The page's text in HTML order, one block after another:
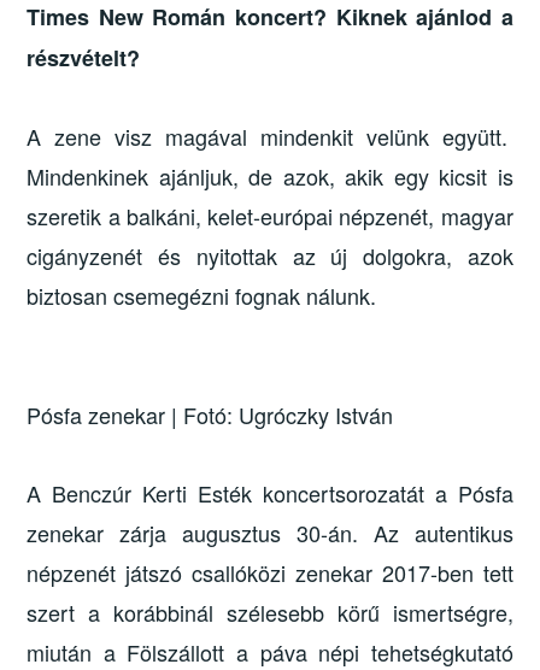
Times New Román koncert? Kiknek ajánlod a
részvételt?
A zene visz magával mindenkit velünk együtt.
Mindenkinek ajánljuk, de azok, akik egy kicsit is
szeretik a balkáni, kelet-európai népzenét, magyar
cigányzenét és nyitottak az új dolgokra, azok
biztosan csemegézni fognak nálunk.
Pósfa zenekar | Fotó: Ugróczky István
A Benczúr Kerti Esték koncertsorozatát a Pósfa
zenekar zárja augusztus 30-án. Az autentikus
népzenét játszó csallóközi zenekar 2017-ben tett
szert a korábbinál szélesebb körű ismertségre,
miután a Fölszállott a páva népi tehetségkutató